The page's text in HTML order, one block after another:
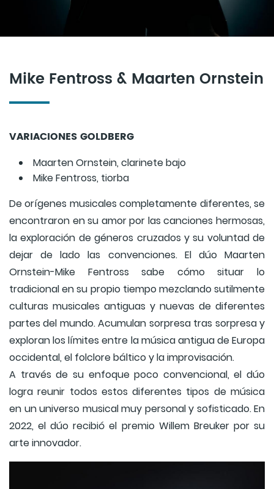
Mike Fentross & Maarten Ornstein
VARIACIONES GOLDBERG
Maarten Ornstein, clarinete bajo
Mike Fentross, tiorba
De orígenes musicales completamente diferentes, se
encontraron en su amor por las canciones hermosas,
la exploración de géneros cruzados y su voluntad de
dejar de lado las convenciones. El dúo Maarten
Ornstein-Mike Fentross sabe cómo situar lo
tradicional en su propio tiempo mezclando sutilmente
culturas musicales antiguas y nuevas de diferentes
partes del mundo. Acumulan sorpresa tras sorpresa y
exploran los límites entre la música antigua de Europa
occidental, el folclore báltico y la improvisación.
A través de su enfoque poco convencional, el dúo
logra reunir todos estos diferentes tipos de música
en un universo musical muy personal y sofisticado. En
2022, el dúo recibió el premio Willem Breuker por su
arte innovador.